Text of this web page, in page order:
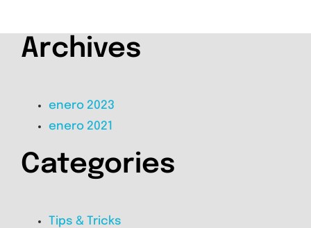
Archives
enero 2023
enero 2021
Categories
Tips & Tricks